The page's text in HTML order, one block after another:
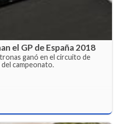
el GP de España 2018
ganó en el circuito de
campeonato.